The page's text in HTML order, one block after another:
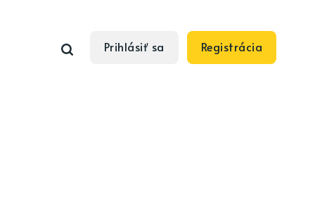
Prihlásiť sa Registrácia